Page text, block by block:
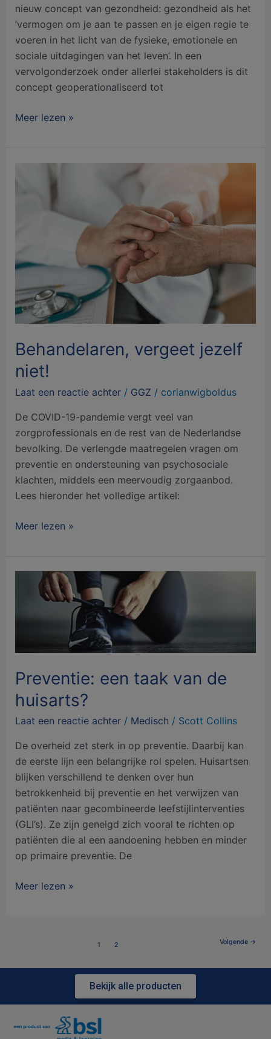
nieuw concept van gezondheid: gezondheid als het
‘vermogen om je aan te passen en je eigen regie te
voeren in het licht van de fysieke, emotionele en
sociale uitdagingen van het leven’. In een
vervolgonderzoek onder allerlei stakeholders is dit
concept geoperationaliseerd tot
Meer lezen »
Behandelaren, vergeet jezelf
niet!
Laat een reactie achter / GGZ / corianwigboldus
De COVID-19-pandemie vergt veel van
zorgprofessionals en de rest van de Nederlandse
bevolking. De verlengde maatregelen vragen om
preventie en ondersteuning van psychosociale
klachten, middels een meervoudig zorgaanbod.
Lees hieronder het volledige artikel:
Meer lezen »
Preventie: een taak van de
huisarts?
Laat een reactie achter / Medisch/ Scott Collins
De overheid zet sterk in op preventie. Daarbij kan
de eerste lijn een belangrijke rol spelen. Huisartsen
blijken verschillend te denken over hun
betrokkenheid bij preventie en het verwijzen van
patiënten naar gecombineerde leefstijlinterventies
(GLI’s). Ze zijn geneigd zich vooral te richten op
patiënten die al een aandoening hebben en minder
op primaire preventie. De
Preventie:
huisarts?
Meer lezen »
1 2 Volgende →
Bekijk alle producten